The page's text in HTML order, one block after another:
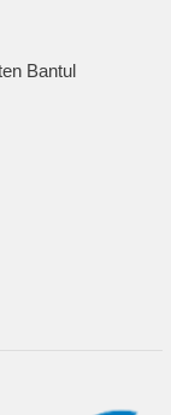
Bantul